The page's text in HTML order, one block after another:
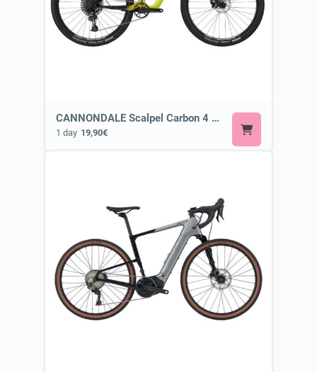
CANNONDALE Scalpel Carbon 4 HLT or Similar
1 day 19,90€